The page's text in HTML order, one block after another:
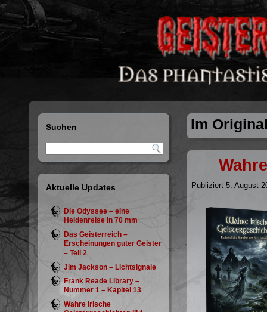
Suchen
Aktuelle Updates
Die Odyssee – eine
Heldenreise in 70 mm
Das Geisterreich –
Erscheinungen guter Geister
– Teil 2
Jim Jackson – Lichtsignale
Frank Reade Library –
Nummer 1 – Kapitel 13
Wahre irische
Im
Publiziert 5. August